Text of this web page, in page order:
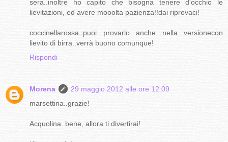
sera..inoltre ho capito che bisogna tenere d'occhio le
lievitazioni, ed avere mooolta pazienza!!dai riprovaci!
coccinellarossa..puoi provarlo anche nella versionecon
lievito di birra..verrà buono comunque!
Rispondi
Morena
29 maggio 2012 alle ore 12:09
marsettina..grazie!
Acquolina..bene, allora ti divertirai!